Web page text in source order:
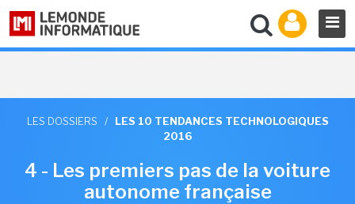
LES DOSSIERS /
LES 10 TENDANCES TECHNOLOGIQUES
2016
4 - Les premiers pas de la voiture
autonome française